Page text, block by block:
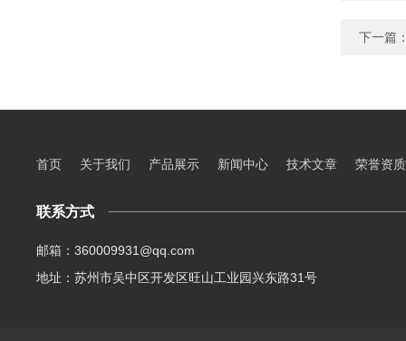
下一篇
首页 关于我们 产品展示 新闻中心 技术文章 荣誉资质
联系方式
邮箱：360009931@qq.com
地址：苏州市吴中区开发区旺山工业园兴东路31号